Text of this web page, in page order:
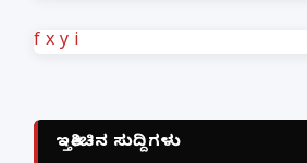
f x y i
ಇತ್ತೀಚಿನ ಸುದ್ದಿಗಳು